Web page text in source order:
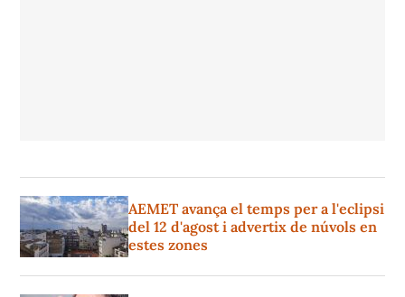
AEMET avança el temps per a l'eclipsi
del 12 d'agost i advertix de núvols en
estes zones